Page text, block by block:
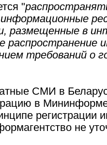
"
размещенные в
распространение
требований о
СМИ в
в
регистрации
не